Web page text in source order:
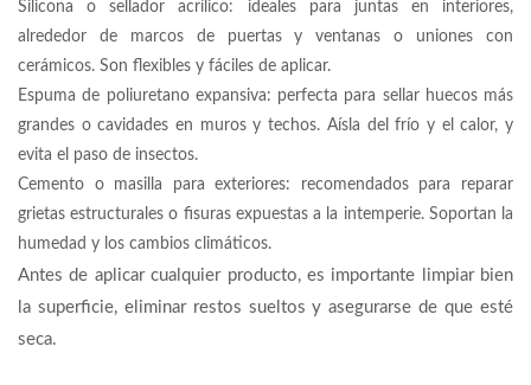
Silicona o sellador acrílico: ideales para juntas en interiores,
alrededor de marcos de puertas y ventanas o uniones con
cerámicos. Son flexibles y fáciles de aplicar.
Espuma de poliuretano expansiva: perfecta para sellar huecos más
grandes o cavidades en muros y techos. Aísla del frío y el calor, y
evita el paso de insectos.
Cemento o masilla para exteriores: recomendados para reparar
grietas estructurales o fisuras expuestas a la intemperie. Soportan la
humedad y los cambios climáticos.
Antes de aplicar cualquier producto, es importante limpiar bien
la superficie, eliminar restos sueltos y asegurarse de que esté
seca.